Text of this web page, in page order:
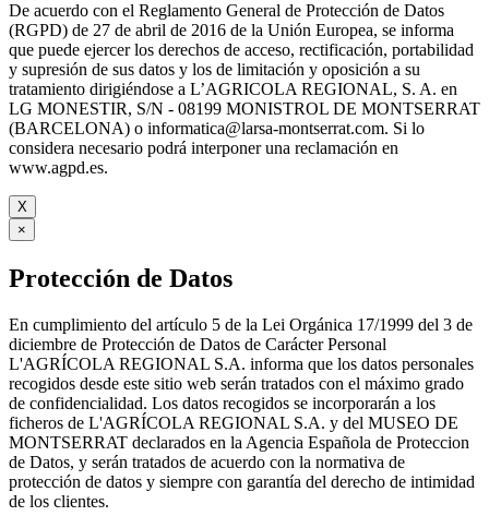
De acuerdo con el Reglamento General de Protección de Datos
(RGPD) de 27 de abril de 2016 de la Unión Europea, se informa
que puede ejercer los derechos de acceso, rectificación, portabilidad
y supresión de sus datos y los de limitación y oposición a su
tratamiento dirigiéndose a L’AGRICOLA REGIONAL, S. A. en
LG MONESTIR, S/N - 08199 MONISTROL DE MONTSERRAT
(BARCELONA) o informatica@larsa-montserrat.com. Si lo
considera necesario podrá interponer una reclamación en
www.agpd.es.
X
×
Protección de Datos
En cumplimiento del artículo 5 de la Lei Orgánica 17/1999 del 3 de
diciembre de Protección de Datos de Carácter Personal
L'AGRÍCOLA REGIONAL S.A. informa que los datos personales
recogidos desde este sitio web serán tratados con el máximo grado
de confidencialidad. Los datos recogidos se incorporarán a los
ficheros de L'AGRÍCOLA REGIONAL S.A. y del MUSEO DE
MONTSERRAT declarados en la Agencia Española de Proteccion
de Datos, y serán tratados de acuerdo con la normativa de
protección de datos y siempre con garantía del derecho de intimidad
de los clientes.